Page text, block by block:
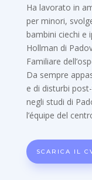
Ha lavorato in
per minori,
bambini ciechi e
Hollman di
Familiare
Da sempre
e di disturbi
negli studi di
l’équipe del
SCARICA IL